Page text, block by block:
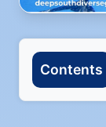
Contents